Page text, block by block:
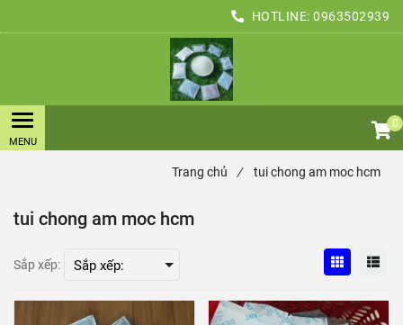
HOTLINE: 0963502939
0
Trang chủ / tui chong am moc hcm
tui chong am moc hcm
Sắp xếp: